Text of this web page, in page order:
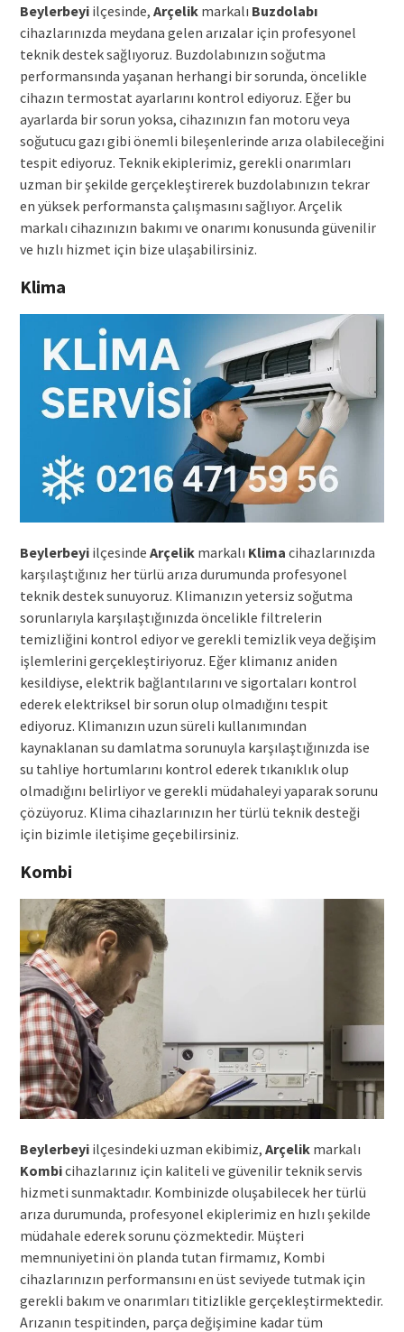
Beylerbeyiilçesinde, Arçelikmarkalı Buzdolabı
cihazlarınızda meydana gelen arızalar için profesyonel
teknik destek sağlıyoruz. Buzdolabınızın soğutma
performansında yaşanan herhangi bir sorunda, öncelikle
cihazın termostat ayarlarını kontrol ediyoruz. Eğer bu
ayarlarda bir sorun yoksa, cihazınızın fan motoru veya
soğutucu gazı gibi önemli bileşenlerinde arıza olabileceğini
tespit ediyoruz. Teknik ekiplerimiz, gerekli onarımları
uzman bir şekilde gerçekleştirerek buzdolabınızın tekrar
en yüksek performansta çalışmasını sağlıyor. Arçelik
markalı cihazınızın bakımı ve onarımı konusunda güvenilir
ve hızlı hizmet için bize ulaşabilirsiniz.
Klima
Beylerbeyiilçesinde Arçelikmarkalı Klima cihazlarınızda
karşılaştığınız her türlü arıza durumunda profesyonel
teknik destek sunuyoruz. Klimanızın yetersiz soğutma
sorunlarıyla karşılaştığınızda öncelikle filtrelerin
temizliğini kontrol ediyor ve gerekli temizlik veya değişim
işlemlerini gerçekleştiriyoruz. Eğer klimanız aniden
kesildiyse, elektrik bağlantılarını ve sigortaları kontrol
ederek elektriksel bir sorun olup olmadığını tespit
ediyoruz. Klimanızın uzun süreli kullanımından
kaynaklanan su damlatma sorunuyla karşılaştığınızda ise
su tahliye hortumlarını kontrol ederek tıkanıklık olup
olmadığını belirliyor ve gerekli müdahaleyi yaparak sorunu
çözüyoruz. Klima cihazlarınızın her türlü teknik desteği
için bizimle iletişime geçebilirsiniz.
Kombi
Beylerbeyiilçesindeki uzman ekibimiz, Arçelikmarkalı
Kombicihazlarınız için kaliteli ve güvenilir teknik servis
hizmeti sunmaktadır. Kombinizde oluşabilecek her türlü
arıza durumunda, profesyonel ekiplerimiz en hızlı şekilde
müdahale ederek sorunu çözmektedir. Müşteri
memnuniyetini ön planda tutan firmamız, Kombi
cihazlarınızın performansını en üst seviyede tutmak için
gerekli bakım ve onarımları titizlikle gerçekleştirmektedir.
Arızanın tespitinden, parça değişimine kadar tüm